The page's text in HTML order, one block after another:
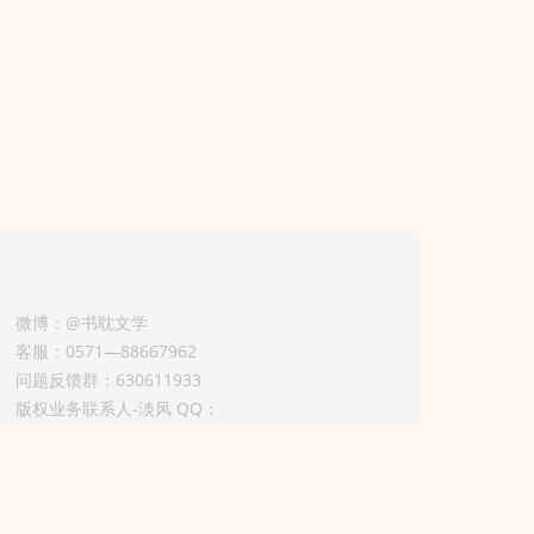
微博：@书耽文学
客服：0571—88667962
问题反馈群：630611933
版权业务联系人-淡风 QQ：